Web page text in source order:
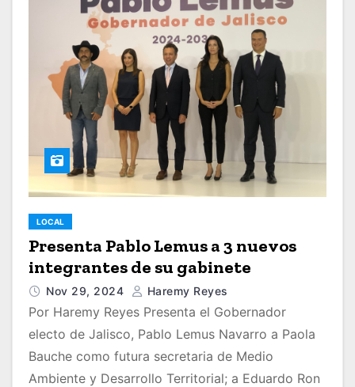
LOCAL
Presenta Pablo Lemus a 3 nuevos
integrantes de su gabinete
Nov 29, 2024 Haremy Reyes
Por Haremy Reyes Presenta el Gobernador
electo de Jalisco, Pablo Lemus Navarro a Paola
Bauche como futura secretaria de Medio
Ambiente y Desarrollo Territorial; a Eduardo Ron